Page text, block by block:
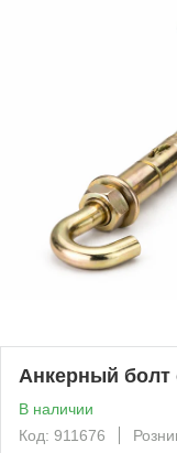
Анкерный болт
В наличии
Код: 911676